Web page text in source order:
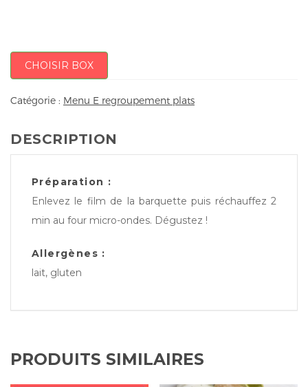
CHOISIR BOX
Catégorie : Menu E regroupement plats
DESCRIPTION
Préparation :
Enlevez le film de la barquette puis réchauffez 2
min au four micro-ondes. Dégustez !
Allergènes :
lait, gluten
PRODUITS SIMILAIRES